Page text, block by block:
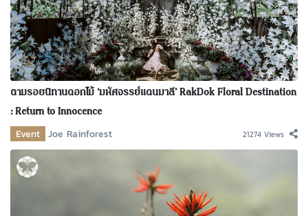
ตามรอยนิทานดอกไม้ ‘มหัศจรรย์แดนมาลี’ RakDok Floral Destination
: Return to Innocence
Event Joe Rainforest 21274 Views